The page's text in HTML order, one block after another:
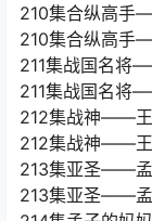
210集合纵高手
210集合纵高
211集战国名将
211集战国名将
212集战神——
212集战神——
213集亚圣——
213集亚圣——